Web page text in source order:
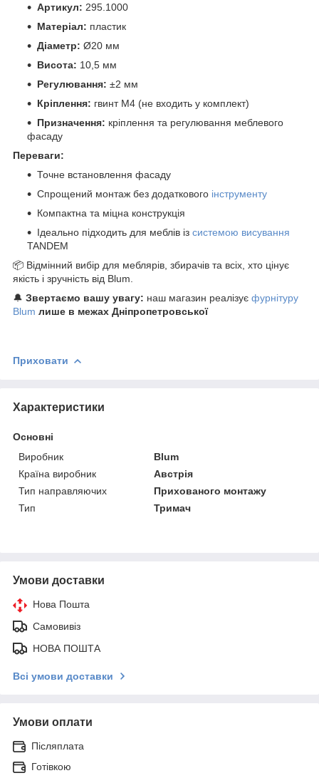
Артикул: 295.1000
Матеріал: пластик
Діаметр: Ø20 мм
Висота: 10,5 мм
Регулювання: ±2 мм
Кріплення: гвинт M4 (не входить у комплект)
Призначення: кріплення та регулювання меблевого
фасаду
Переваги:
Точне встановлення фасаду
Спрощений монтаж без додаткового інструменту
Компактна та міцна конструкція
Ідеально підходить для меблів із системою висування
TANDEM
📦 Відмінний вибір для меблярів, збирачів та всіх, хто цінує
якість і зручність від Blum.
🔔 Звертаємо вашу увагу: наш магазин реалізує фурнітуру
Blum лише в межах Дніпропетровської
Приховати
Характеристики
Основні
Виробник
Blum
Країна виробник
Австрія
Тип направляючих
Прихованого монтажу
Тип
Тримач
Умови доставки
Нова Пошта
Самовивіз
НОВА ПОШТА
Всі умови доставки
Умови оплати
Післяплата
Готівкою